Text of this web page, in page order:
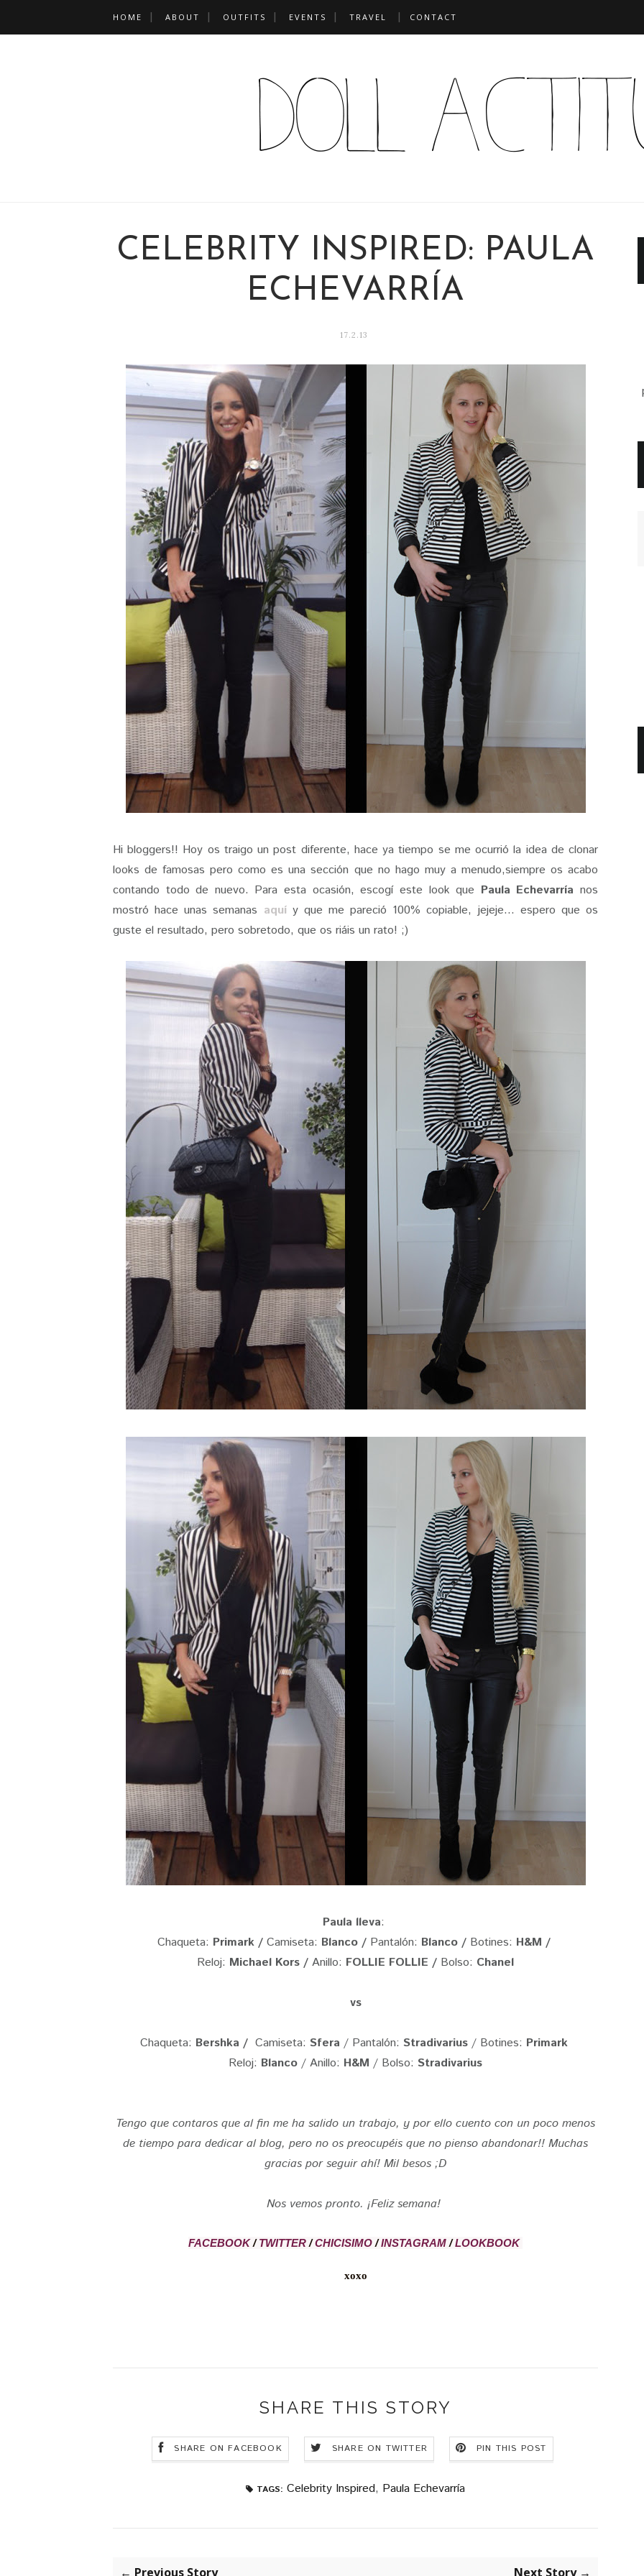
HOME ABOUT OUTFITS EVENTS TRAVEL CONTACT
CELEBRITY INSPIRED: PAULA
ECHEVARRÍA
17.2.13
Hi bloggers!! Hoy os traigo un post diferente, hace ya tiempo se me ocurrió la idea de clonar
looks de famosas pero como es una sección que no hago muy a menudo,siempre os acabo
contando todo de nuevo. Para esta ocasión, escogí este look que Paula Echevarría nos
mostró hace unas semanas aquí y que me pareció 100% copiable, jejeje... espero que os
guste el resultado, pero sobretodo, que os riáis un rato! ;)
Paula lleva:
Chaqueta: Primark / Camiseta: Blanco / Pantalón: Blanco / Botines: H&M /
Reloj: Michael Kors / Anillo: FOLLIE FOLLIE / Bolso: Chanel
vs
Chaqueta: Bershka / Camiseta: Sfera / Pantalón: Stradivarius/ Botines: Primark
Reloj: Blanco / Anillo: H&M / Bolso: Stradivarius
Tengo que contaros que al fin me ha salido un trabajo, y por ello cuento con un poco menos
de tiempo para dedicar al blog, pero no os preocupéis que no pienso abandonar!! Muchas
gracias por seguir ahí! Mil besos ;D
Nos vemos pronto. ¡Feliz semana!
FACEBOOK/TWITTER /CHICISIMO /INSTAGRAM /LOOKBOOK
xoxo
SHARE THIS STORY
SHARE ON FACEBOOK SHARE ON TWITTER PIN THIS POST
TAGS: Celebrity Inspired, Paula Echevarría
← Previous Story Next Story →